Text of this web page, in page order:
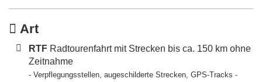
Art
RTF Radtourenfahrt mit Strecken bis ca. 150 km ohne
Zeitnahme
- Verpflegungsstellen, augeschilderte Strecken, GPS-Tracks -